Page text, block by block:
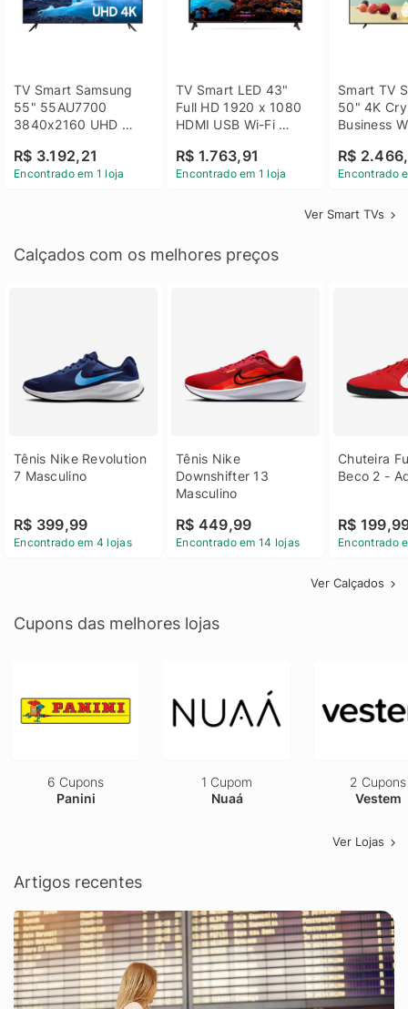
TV Smart Samsung
55" 55AU7700
3840x2160 UHD
Bluetooth
R$ 3.192,21
Encontrado em 1 loja
TV Smart LED 43"
Full HD 1920 x 1080
HDMI USB Wi-Fi
43LM631C0SB LG
R$ 1.763,91
Encontrado em 1 loja
Smart TV
50" 4K
Business
R$
Encontrado
Ver Smart TVs
Calçados com os melhores preços
Tênis Nike Revolution
7 Masculino
R$ 399,99
Encontrado em 4 lojas
Tênis Nike
Downshifter 13
Masculino
R$ 449,99
Encontrado em 14 lojas
Chuteira
Beco 2 -
R$
Encontrado
Ver Calçados
Cupons das melhores lojas
6 Cupons
Panini
1 Cupom
Nuaá
2 Cupons
Vestem
Ver Lojas
Artigos recentes